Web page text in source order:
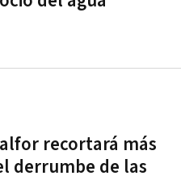
recortará más
derrumbe de las